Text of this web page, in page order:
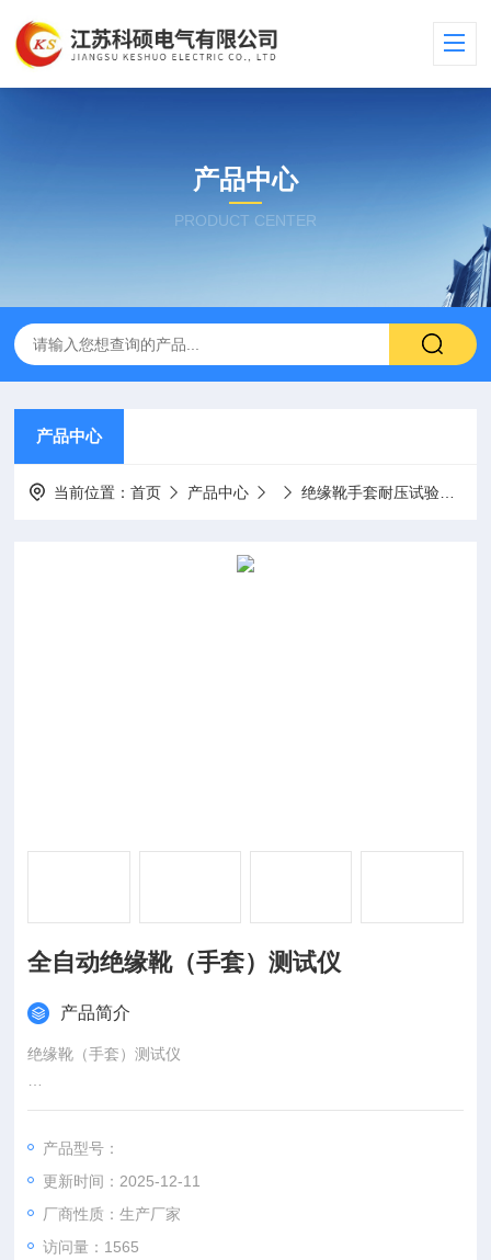
产品中心
PRODUCT CENTER
产品中心
当前位置：首页 产品中心 绝缘靴手套耐压试验装置
全自动绝缘靴（手套）测试仪
产品简介
绝缘靴（手套）测试仪
一、概述：
KSJYX绝缘工具耐压测试仪是我公司根据国家电力公司发布的
《电力安全工器具预防性试验规程》要求，并遵从广大用户反馈
意见，不断改进而设计生产的绝缘靴（手套）批量试验的设备。
该产品有效的解决了过去的不规范试验，提高了工作效率，保障
产品型号：
更新时间：2025-12-11
厂商性质：生产厂家
访问量：1565